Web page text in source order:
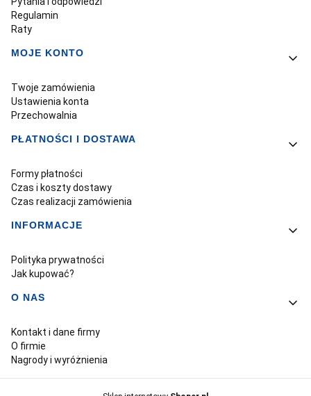
Regulamin
Raty
MOJE KONTO
Twoje zamówienia
Ustawienia konta
Przechowalnia
PŁATNOŚCI I DOSTAWA
Formy płatności
Czas i koszty dostawy
Czas realizacji zamówienia
INFORMACJE
Polityka prywatności
Jak kupować?
O NAS
Kontakt i dane firmy
O firmie
Nagrody i wyróżnienia